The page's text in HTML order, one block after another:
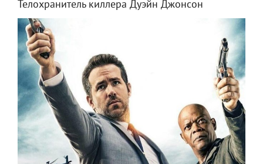
Телохранитель киллера Дуэйн Джонсон